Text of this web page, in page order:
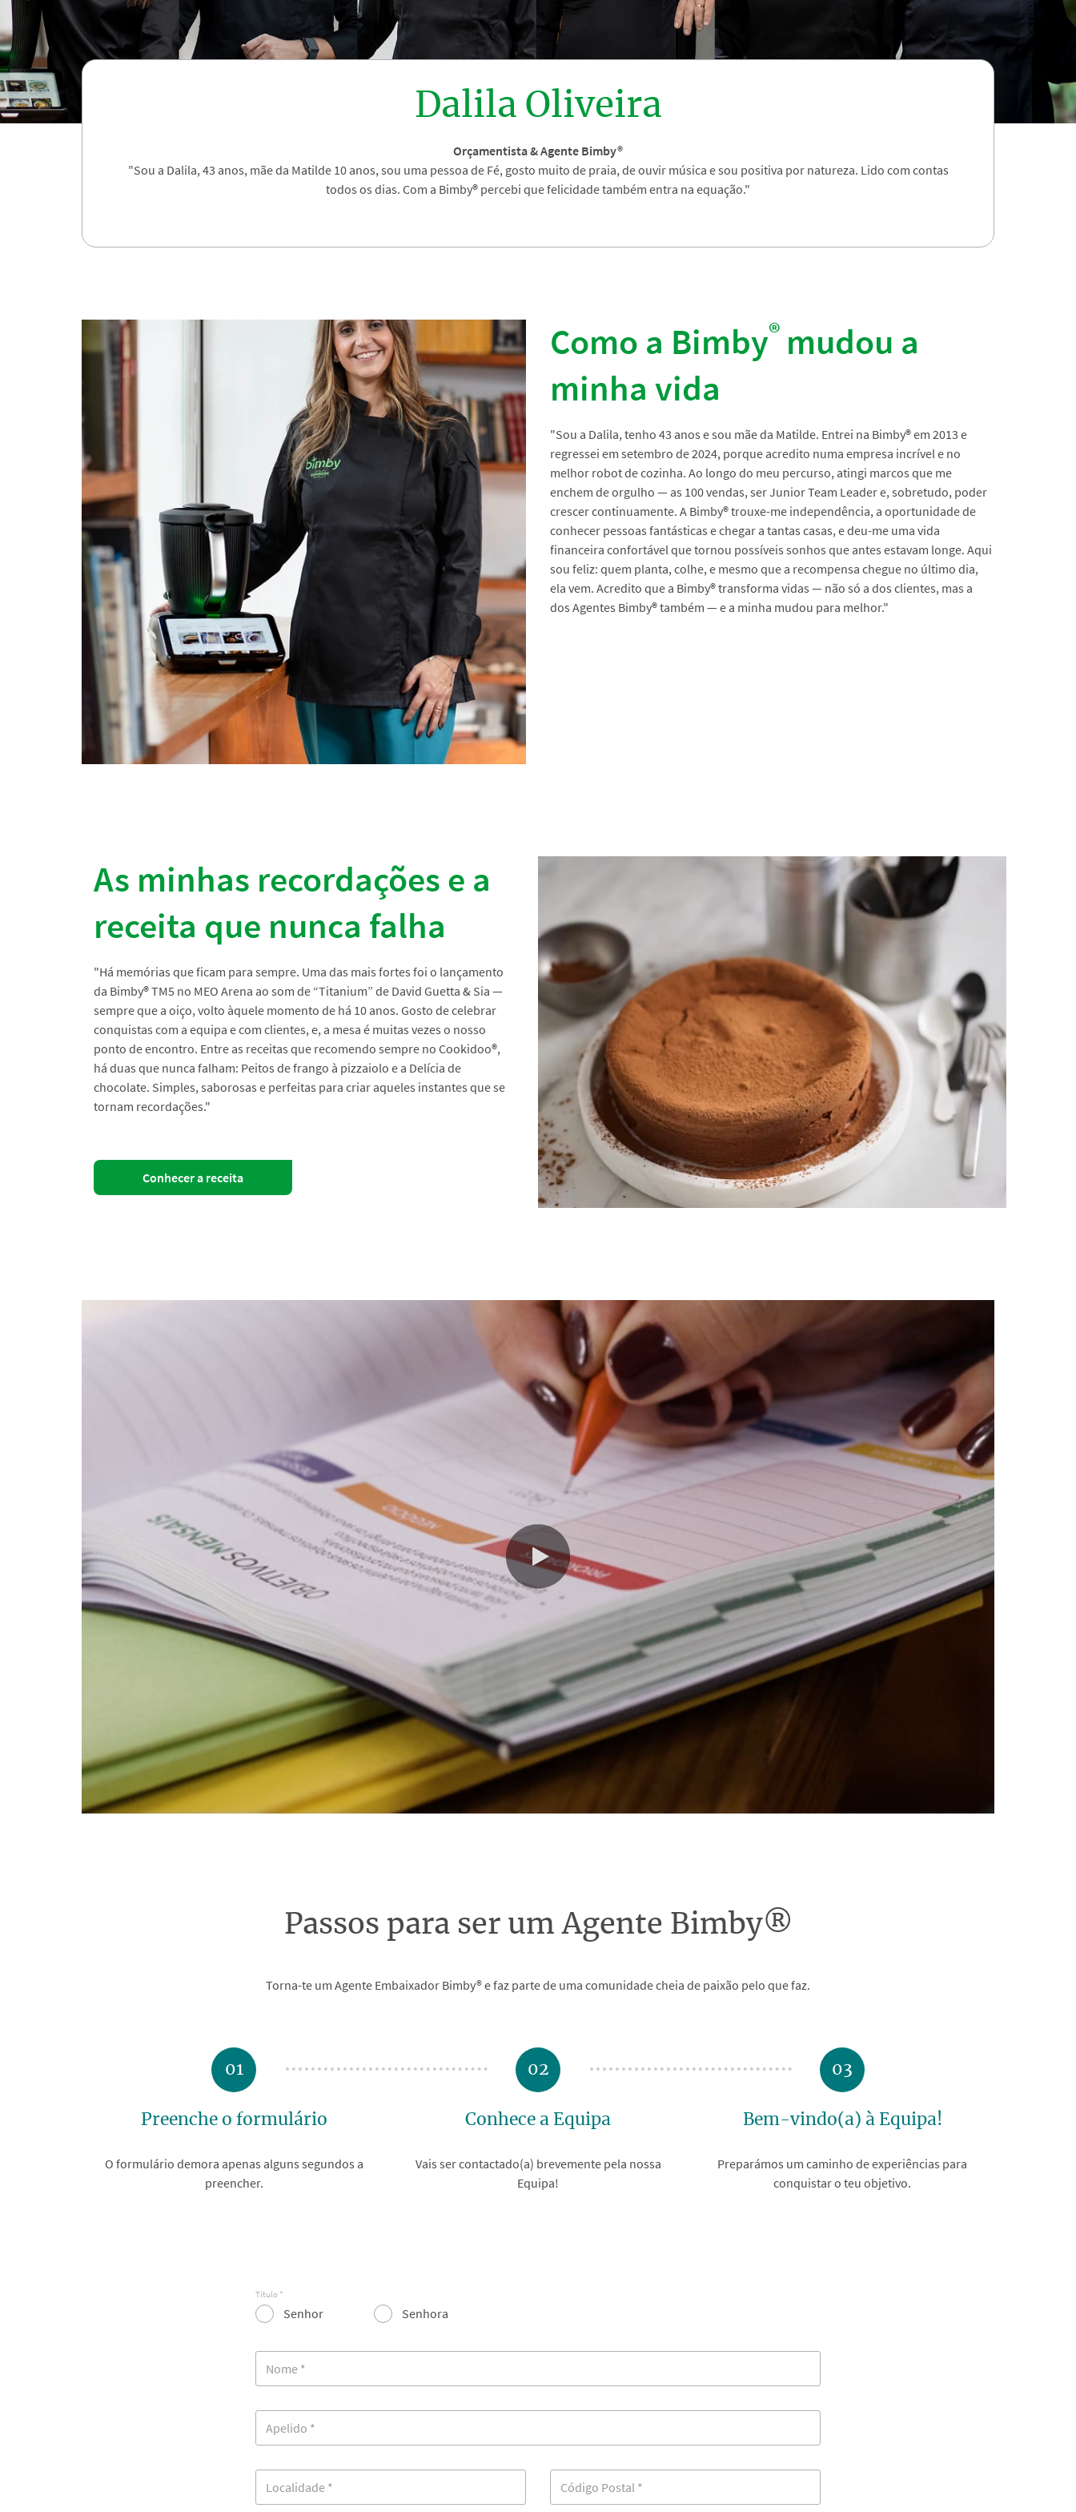
Dalila Oliveira
Orçamentista & Agente Bimby®
"Sou a Dalila, 43 anos, mãe da Matilde 10 anos, sou uma pessoa de Fé, gosto muito de praia, de ouvir música e sou positiva por natureza. Lido com contas
todos os dias. Com a Bimby® percebi que felicidade também entra na equação."
Como a Bimby® mudou a
minha vida
"Sou a Dalila, tenho 43 anos e sou mãe da Matilde. Entrei na Bimby®em 2013 e
regressei em setembro de 2024, porque acredito numa empresa incrível e no
melhor robot de cozinha. Ao longo do meu percurso, atingi marcos que me
enchem de orgulho — as 100 vendas, ser Junior Team Leader e, sobretudo, poder
crescer continuamente. A Bimby®trouxe-me independência, a oportunidade de
conhecer pessoas fantásticas e chegar a tantas casas, e deu-me uma vida
financeira confortável que tornou possíveis sonhos que antes estavam longe. Aqui
sou feliz: quem planta, colhe, e mesmo que a recompensa chegue no último dia,
ela vem. Acredito que a Bimby®transforma vidas — não só a dos clientes, mas a
dos Agentes Bimby®também — e a minha mudou para melhor."
As minhas recordações e a
receita que nunca falha
"Há memórias que ficam para sempre. Uma das mais fortes foi o lançamento
da Bimby®TM5 no MEO Arena ao som de “Titanium” de David Guetta & Sia —
sempre que a oiço, volto àquele momento de há 10 anos. Gosto de celebrar
conquistas com a equipa e com clientes, e, a mesa é muitas vezes o nosso
ponto de encontro. Entre as receitas que recomendo sempre no Cookidoo®,
há duas que nunca falham: Peitos de frango à pizzaiolo e a Delícia de
chocolate. Simples, saborosas e perfeitas para criar aqueles instantes que se
tornam recordações."
Conhecer a receita
Passos para ser um Agente Bimby®
Torna-te um Agente Embaixador Bimby® e faz parte de uma comunidade cheia de paixão pelo que faz.
01
Preenche o formulário
O formulário demora apenas alguns segundos a
preencher.
02
Conhece a Equipa
Vais ser contactado(a) brevemente pela nossa
Equipa!
03
Bem-vindo(a) à Equipa!
Preparámos um caminho de experiências para
conquistar o teu objetivo.
Título *
Senhor Senhora